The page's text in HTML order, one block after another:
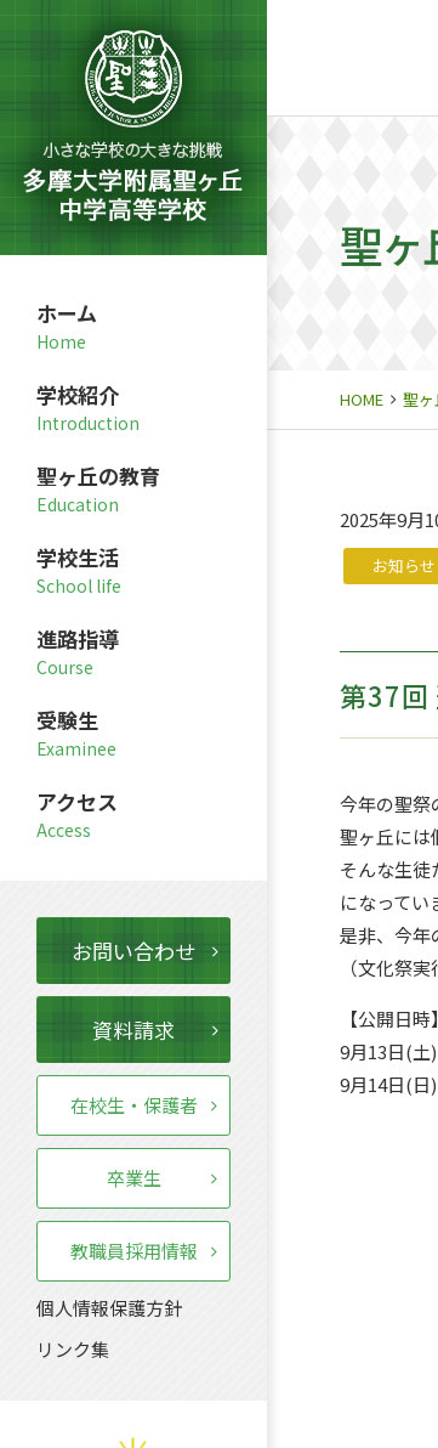
ホーム
学校紹介
聖ヶ丘の教育
学校生活
進路指導
受験生
アクセス
お問い合わせ
資料請求
在校生・保護者
卒業生
教職員採用情報
個人情報保護方針
リンク集
聖ヶ
HOME 聖ヶ
2025年9月
お知らせ
第37回
今年の聖祭
聖ヶ丘には
そんな生徒
になってい
是非、今年
（文化祭
【公開日時】
9月13日(
9月14日(